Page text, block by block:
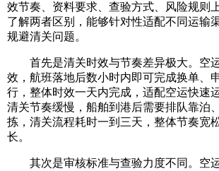
效节奏、资料要求、查验方式、风险规则
了解两者区别，能够针对性适配不同运输
规避清关问题。
首先是清关时效与节奏差异极大。空
效，航班落地后数小时内即可完成换单、
行，整体时效一天内完成，适配空运快速
清关节奏缓慢，船舶到港后需要排队靠泊
拣，清关流程耗时一到三天，整体节奏宽
长。
其次是审核标准与查验力度不同。空